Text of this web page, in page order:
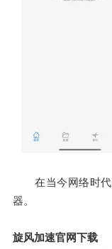
在当今网络时代
器。
旋风加速官网下载